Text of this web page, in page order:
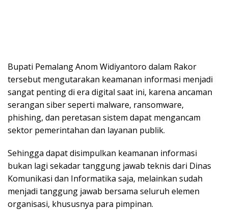
Bupati Pemalang Anom Widiyantoro dalam Rakor
tersebut mengutarakan keamanan informasi menjadi
sangat penting di era digital saat ini, karena ancaman
serangan siber seperti malware, ransomware,
phishing, dan peretasan sistem dapat mengancam
sektor pemerintahan dan layanan publik.
Sehingga dapat disimpulkan keamanan informasi
bukan lagi sekadar tanggung jawab teknis dari Dinas
Komunikasi dan Informatika saja, melainkan sudah
menjadi tanggung jawab bersama seluruh elemen
organisasi, khususnya para pimpinan.